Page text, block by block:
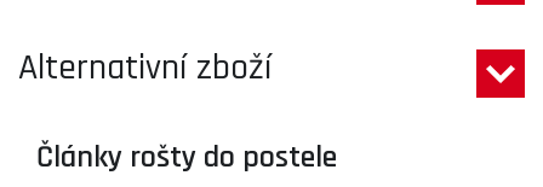
Články rošty do postele
Alternativní zboží